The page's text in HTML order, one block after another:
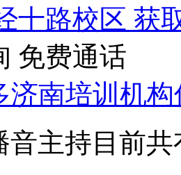
十路校区 获
免费通话
济南培训机构
音主持目前